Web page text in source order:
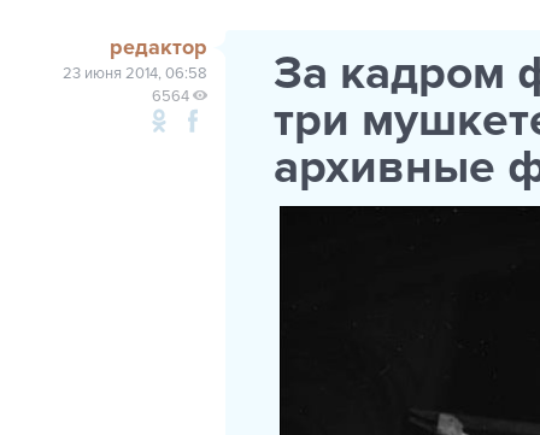
редактор
23 июня 2014, 06:58
6564
За кадром
три
архивные